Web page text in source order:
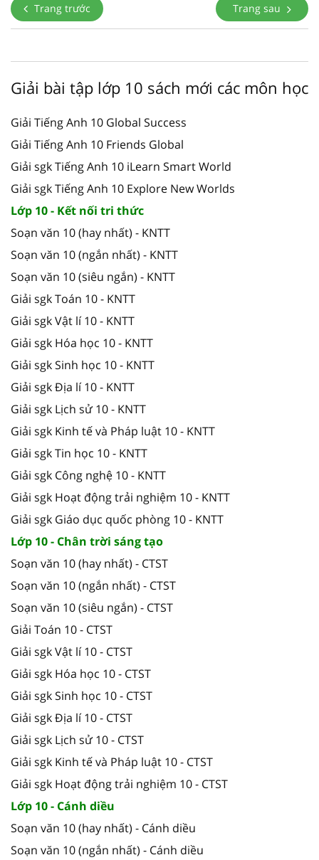
Trang trước Trang sau
Giải bài tập lớp 10 sách mới các môn học
Giải Tiếng Anh 10 Global Success
Giải Tiếng Anh 10 Friends Global
Giải sgk Tiếng Anh 10 iLearn Smart World
Giải sgk Tiếng Anh 10 Explore New Worlds
Lớp 10 - Kết nối tri thức
Soạn văn 10 (hay nhất) - KNTT
Soạn văn 10 (ngắn nhất) - KNTT
Soạn văn 10 (siêu ngắn) - KNTT
Giải sgk Toán 10 - KNTT
Giải sgk Vật lí 10 - KNTT
Giải sgk Hóa học 10 - KNTT
Giải sgk Sinh học 10 - KNTT
Giải sgk Địa lí 10 - KNTT
Giải sgk Lịch sử 10 - KNTT
Giải sgk Kinh tế và Pháp luật 10 - KNTT
Giải sgk Tin học 10 - KNTT
Giải sgk Công nghệ 10 - KNTT
Giải sgk Hoạt động trải nghiệm 10 - KNTT
Giải sgk Giáo dục quốc phòng 10 - KNTT
Lớp 10 - Chân trời sáng tạo
Soạn văn 10 (hay nhất) - CTST
Soạn văn 10 (ngắn nhất) - CTST
Soạn văn 10 (siêu ngắn) - CTST
Giải Toán 10 - CTST
Giải sgk Vật lí 10 - CTST
Giải sgk Hóa học 10 - CTST
Giải sgk Sinh học 10 - CTST
Giải sgk Địa lí 10 - CTST
Giải sgk Lịch sử 10 - CTST
Giải sgk Kinh tế và Pháp luật 10 - CTST
Giải sgk Hoạt động trải nghiệm 10 - CTST
Lớp 10 - Cánh diều
Soạn văn 10 (hay nhất) - Cánh diều
Soạn văn 10 (ngắn nhất) - Cánh diều